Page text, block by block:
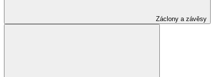
Záclony a závěsy